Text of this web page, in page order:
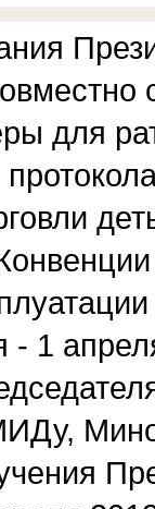
для
- 1